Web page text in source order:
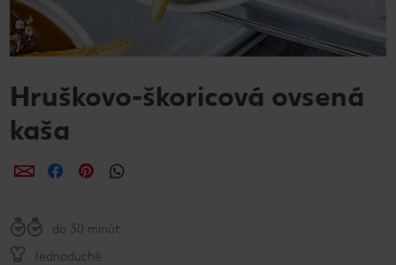
Hruškovo-škoricová ovsená
kaša
ZdieľaťZdieľaťZdieľať
do 30 minút
Jednoduché